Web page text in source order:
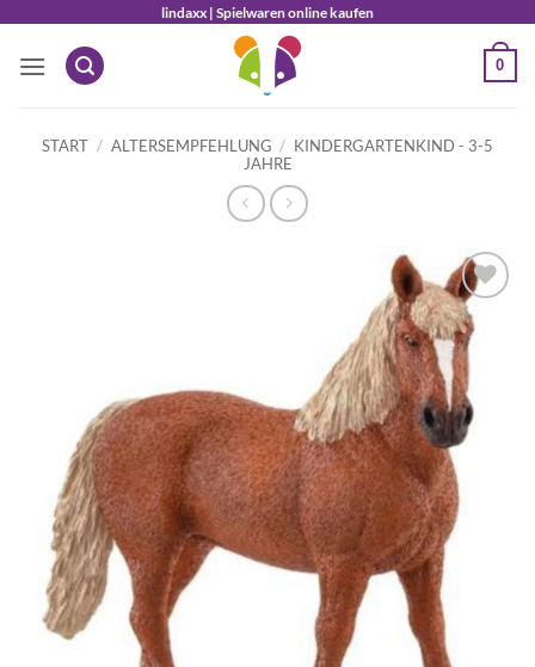
springen
lindaxx | Spielwaren online kaufen
0
START / ALTERSEMPFEHLUNG / KINDERGARTENKIND - 3-5
JAHRE
Auf die
Wunschliste